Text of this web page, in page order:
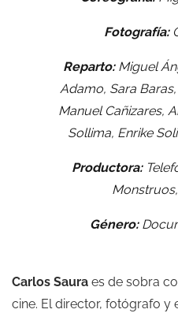
Fotografía:
Reparto:Miguel
Adamo, Sara
Manuel Cañizares,
Sollima, Enrike
Productora:
Género:
Carlos Saura es de sobra
cine. El director, fotógrafo y